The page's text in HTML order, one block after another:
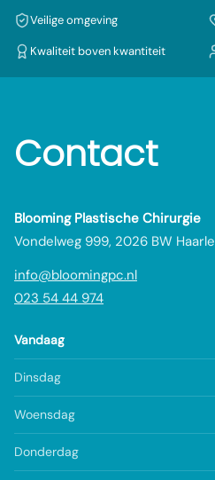
Veilige omgeving
Kwaliteit boven kwantiteit
Contact
Blooming Plastische Chirurgie
Vondelweg 999, 2026 BW
info@bloomingpc.nl
023 54 44 974
Vandaag
Dinsdag
Woensdag
Donderdag